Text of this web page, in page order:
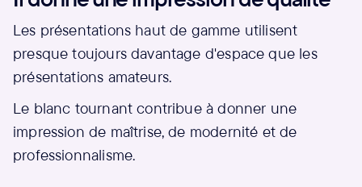
Les présentations haut de gamme utilisent
presque toujours davantage d'espace que les
présentations amateurs.
Le blanc tournant contribue à donner une
impression de maîtrise, de modernité et de
professionnalisme.